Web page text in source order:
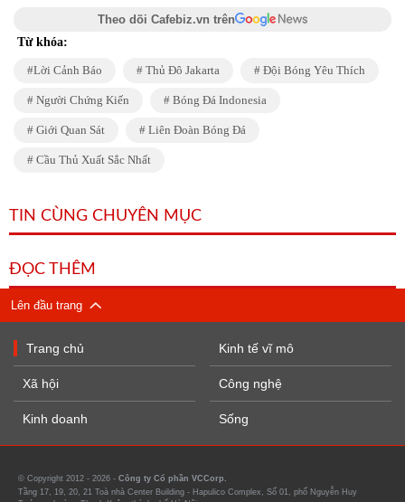
Theo dõi Cafebiz.vn trên
Từ khóa:
Lời Cảnh Báo Thủ Đô Jakarta Đội Bóng Yêu Thích
Người Chứng Kiến Bóng Đá Indonesia
Giới Quan Sát Liên Đoàn Bóng Đá
Cầu Thủ Xuất Sắc Nhất
TIN CÙNG CHUYÊN MỤC
ĐỌC THÊM
Lên đầu trang
Trang chủ
Xã hội
Kinh doanh
Kinh tế vĩ mô
Công nghệ
Sống
© Copyright 2012 - 2026 - Công ty Cổ phần VCCorp.
Tầng 17, 19, 20, 21 Toà nhà Center Building - Hapulico Complex, Số 01, phố Nguyễn Huy